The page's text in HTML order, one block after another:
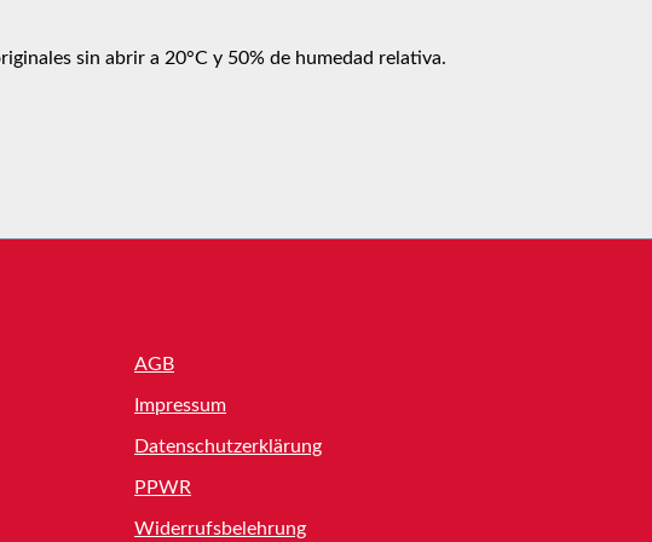
sin abrir a 20°C y 50% de humedad relativa.
AGB
Impressum
Datenschutzerklärung
PPWR
Widerrufsbelehrung